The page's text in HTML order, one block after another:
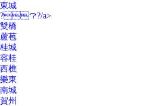
東城
?？?/a>
雙橋
蘆苞
桂城
容桂
西樵
樂東
南城
賀州